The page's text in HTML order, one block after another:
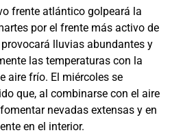
frente atlántico golpeará la
por el frente más activo de
lluvias abundantes y
las temperaturas con la
aire frío. El miércoles se
que, al combinarse con el aire
nevadas extensas y en
en el interior.